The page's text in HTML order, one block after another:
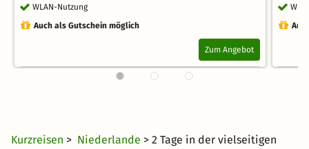
WLAN-Nutzung
Auch als Gutschein möglich
Zum Angebot
Kurzreisen > Niederlande > 2 Tage in der vielseitigen